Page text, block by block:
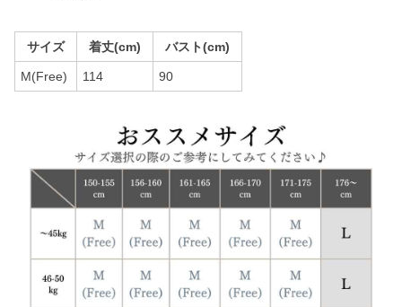
サイズ 着丈(cm) バスト(cm)
M(Free) 114 90